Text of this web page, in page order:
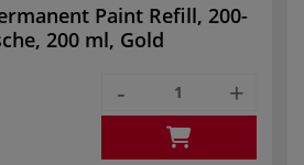
Paint Refill, 200-
200 ml, Gold
- +